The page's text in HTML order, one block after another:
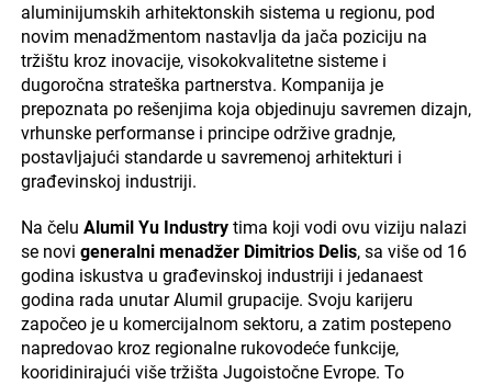
aluminijumskih arhitektonskih sistema u regionu, pod
novim menadžmentom nastavlja da jača poziciju na
tržištu kroz inovacije, visokokvalitetne sisteme i
dugoročna strateška partnerstva. Kompanija je
prepoznata po rešenjima koja objedinuju savremen dizajn,
vrhunske performanse i principe održive gradnje,
postavljajući standarde u savremenoj arhitekturi i
građevinskoj industriji.
Na čelu Alumil Yu Industrytima koji vodi ovu viziju nalazi
se novi generalni menadžer Dimitrios Delis, sa više od 16
godina iskustva u građevinskoj industriji i jedanaest
godina rada unutar Alumil grupacije. Svoju karijeru
započeo je u komercijalnom sektoru, a zatim postepeno
napredovao kroz regionalne rukovodeće funkcije,
kooridinirajući više tržišta Jugoistočne Evrope. To